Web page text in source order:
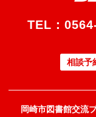
TEL：
相談予
岡崎市図書館交流